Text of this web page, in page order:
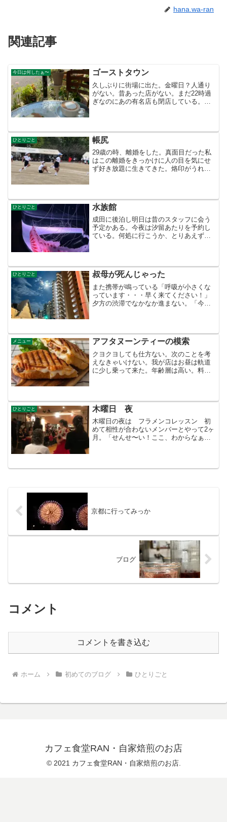
hana.wa-ran
関連記事
今日は何したぁ〜 ゴーストタウン
久しぶりに街場に出た。金曜日？人通り
がない。昔あった店がない。まだ22時過
ぎなのにあの有名店も閉店している。早
げ・・仕入れがなきゃ店は始...
ひとりごと 帳尻
29歳の時、離婚をした。真面目だった私
はこの離婚をきっかけに人の目を気にせ
ず好き放題に生きてきた。烙印がうれし
いと・・。世間体はどう...
ひとりごと 水族館
成田に後泊し明日は昔のスタッフに会う
予定かある。今夜は汐留あたりを予約し
ている。何処に行こうか、とりあえず上
品川のい水族館に行くことに...
ひとりごと 叔母が死んじゃった
また携帯が鳴っている「呼吸が小さくな
っています・・・早く来てください！」
夕方の渋滞でなかなか進まない。「今ど
行く船に乗るぞ！という時、...
メニュー アフタヌーンティーの模索
クヨクヨしても仕方ない。次のことを考
えなきゃいけない。我が店はお昼は軌道
に少し乗って来た。年齢層は高い。料理
なくなる。この後のアフタ...
ひとりごと 木曜日 夜
木曜日の夜は フラメンコレッスン 初
めて相性が合わないメンバーとやって2ヶ
月。「せんせ〜い！ここ、わからなぁ〜
カルメンの夢から覚めて...
京都に行ってみっか
ブログ
コメント
コメントを書き込む
ホーム 初めてのブログ ひとりごと
カフェ食堂RAN・自家焙煎のお店
© 2021 カフェ食堂RAN・自家焙煎のお店.